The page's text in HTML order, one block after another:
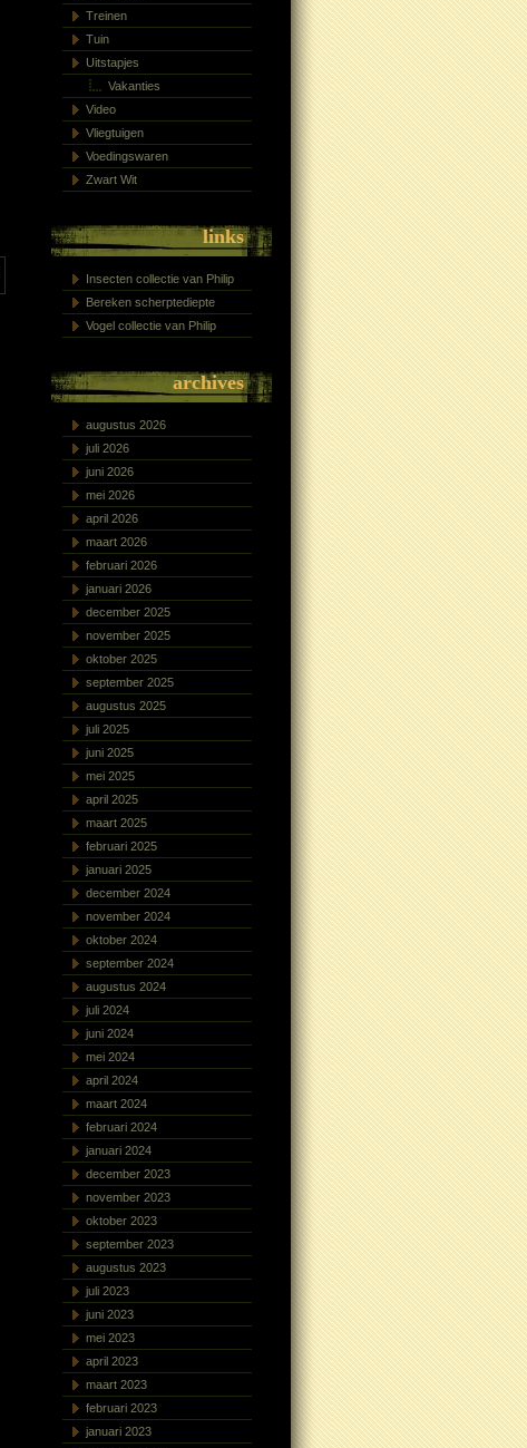
Treinen
Tuin
Uitstapjes
Vakanties
Video
Vliegtuigen
Voedingswaren
Zwart Wit
links
Insecten collectie van Philip
Bereken scherptediepte
Vogel collectie van Philip
archives
augustus 2026
juli 2026
juni 2026
mei 2026
april 2026
maart 2026
februari 2026
januari 2026
december 2025
november 2025
oktober 2025
september 2025
augustus 2025
juli 2025
juni 2025
mei 2025
april 2025
maart 2025
februari 2025
januari 2025
december 2024
november 2024
oktober 2024
september 2024
augustus 2024
juli 2024
juni 2024
mei 2024
april 2024
maart 2024
februari 2024
januari 2024
december 2023
november 2023
oktober 2023
september 2023
augustus 2023
juli 2023
juni 2023
mei 2023
april 2023
maart 2023
februari 2023
januari 2023